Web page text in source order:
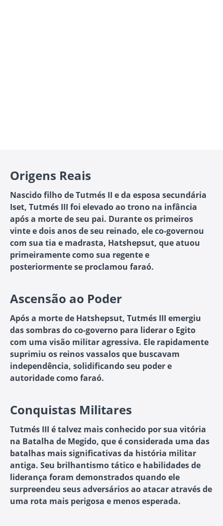
Origens Reais
Nascido filho de Tutmés II e da esposa secundária
Iset, Tutmés III foi elevado ao trono na infância
após a morte de seu pai. Durante os primeiros
vinte e dois anos de seu reinado, ele co-governou
com sua tia e madrasta, Hatshepsut, que atuou
primeiramente como sua regente e
posteriormente se proclamou faraó.
Ascensão ao Poder
Após a morte de Hatshepsut, Tutmés III emergiu
das sombras do co-governo para liderar o Egito
com uma visão militar agressiva. Ele rapidamente
suprimiu os reinos vassalos que buscavam
independência, solidificando seu poder e
autoridade como faraó.
Conquistas Militares
Tutmés III é talvez mais conhecido por sua vitória
na Batalha de Megido, que é considerada uma das
batalhas mais significativas da história militar
antiga. Seu brilhantismo tático e habilidades de
liderança foram demonstrados quando ele
surpreendeu seus adversários ao atacar através de
uma rota mais perigosa e menos esperada.